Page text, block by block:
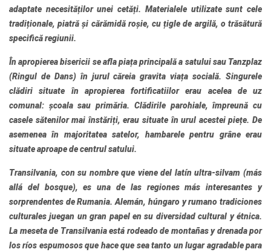
adaptate necesităților unei cetăți. Materialele utilizate sunt cele
tradiționale, piatră și cărămidă roșie, cu țigle de argilă, o trăsătură
specifică regiunii.
În apropierea bisericii se afla piața principală a satului sau Tanzplaz
(Ringul de Dans) în jurul căreia gravita viața socială. Singurele
clădiri situate în apropierea fortificatiilor erau acelea de uz
comunal: școala sau primăria. Clădirile parohiale, împreună cu
casele sătenilor mai înstăriți, erau situate în urul acestei piețe. De
asemenea în majoritatea satelor, hambarele pentru grâne erau
situate aproape de centrul satului.
Transilvania, con su nombre que viene del latín ultra-silvam (más
allá del bosque), es una de las regiones más interesantes y
sorprendentes de Rumania. Alemán, húngaro y rumano tradiciones
culturales juegan un gran papel en su diversidad cultural y étnica.
La meseta de Transilvania está rodeado de montañas y drenada por
los ríos espumosos que hace que sea tanto un lugar agradable para